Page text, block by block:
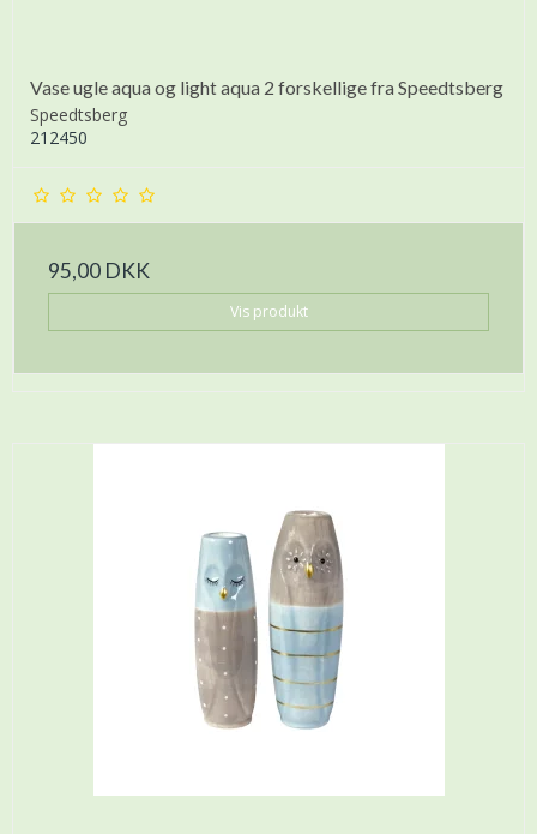
Vase ugle aqua og light aqua 2 forskellige fra Speedtsberg
Speedtsberg
212450
95,00 DKK
Vis produkt